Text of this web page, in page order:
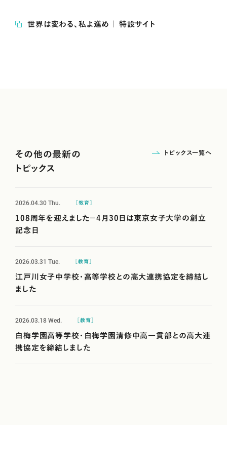
世界は変わる、私よ進め ｜ 特設サイト
その他の最新の
トピックス
トピックス一覧へ
2026.04.30Thu. ［教育］
108周年を迎えました－4月30日は東京女子大学の創立
記念日
2026.03.31 Tue. ［教育］
江戸川女子中学校・高等学校との高大連携協定を締結し
ました
2026.03.18Wed. ［教育］
白梅学園高等学校・白梅学園清修中高一貫部との高大連
携協定を締結しました